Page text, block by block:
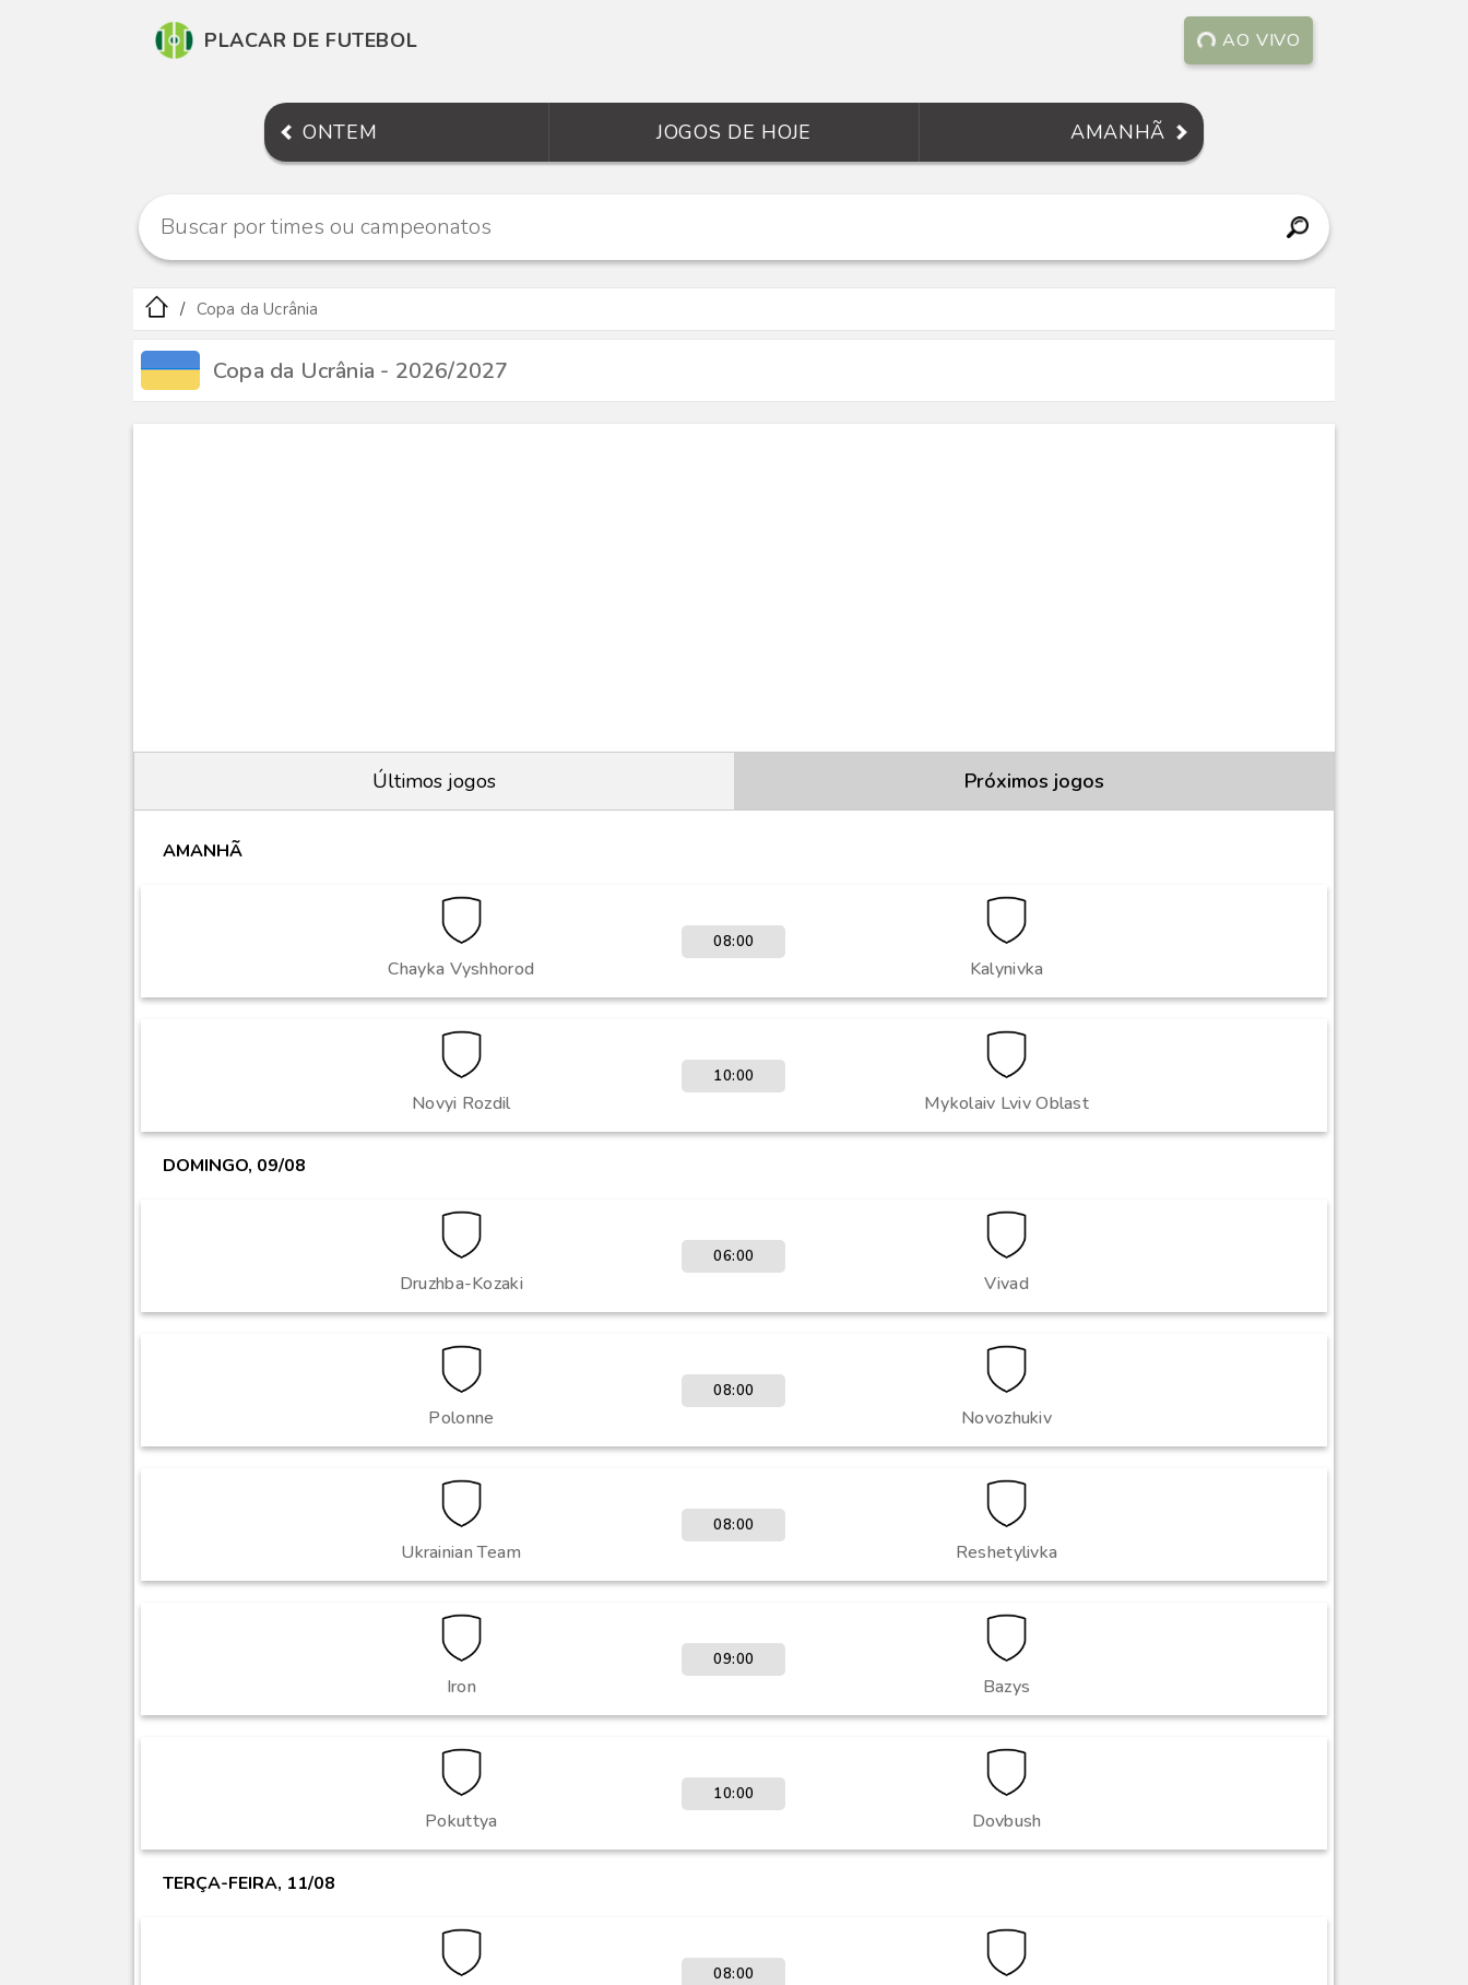
PLACAR DE FUTEBOL AO VIVO
ONTEM JOGOS DE HOJE AMANHÃ
Copa da Ucrânia
Copa da Ucrânia - 2026/2027
Últimos jogos Próximos jogos
AMANHÃ
Chayka Vyshhorod Kalynivka
08:00
Novyi Rozdil Mykolaiv Lviv Oblast
10:00
DOMINGO, 09/08
Druzhba-Kozaki Vivad
06:00
Polonne Novozhukiv
08:00
Ukrainian Team Reshetylivka
08:00
Iron Bazys
09:00
Pokuttya Dovbush
10:00
TERÇA-FEIRA, 11/08
08:00